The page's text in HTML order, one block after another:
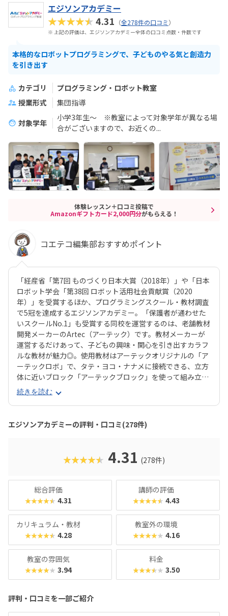
エジソンアカデミー
★★★★★4.31 （全278件の口コミ）
※ 上記の評価は、エジソンアカデミー全体の口コミ点数・件数です
本格的なロボットプログラミングで、子どものやる気と創造力
を引き出す
カテゴリ
プログラミング・ロボット教室
授業形式
集団指導
対象学年
小学3年生～ ※教室によって対象学年が異なる場
合がございますので、お近くの...
体験レッスン＋口コミ投稿で
Amazonギフトカード2,000円分がもらえる！
コエテコ編集部おすすめポイント
「経産省「第7回 ものづくり日本大賞（2018年）」や「日本
ロボット学会「第38回 ロボット活用社会貢献賞（2020
年）」を受賞するほか、プログラミングスクール・教材調査
で5冠を達成するエジソンアカデミー。「保護者が通わせた
いスクールNo.1」も受賞する同校を運営するのは、老舗教材
開発メーカーのArtec（アーテック）です。教材メーカーが
運営するだけあって、子どもの興味・関心を引き出すカラフ
ルな教材が魅力◎。使用教材はアーテックオリジナルの「ア
ーテックロボ」で、タテ・ヨコ・ナナメに接続できる、立方
体に近いブロック「アーテックブロック」を使って組み立て
ます。一般的なブロック教材に比べて自由度が高いので、立
体が苦手なお子さんでも思うとおりのロボットが組み立てら
れるでしょう。レゴ®︎ブロックよりも色合いがやさしめなの
で、女の子もとっつきやすいはずです。エジソンアカデミー
のカリキュラムの目玉は、毎月新しいロボットが作れるこ
ど高度なものにもチャレンジできます。基礎カリキュラムは
2年分ですが、3年目以降の生徒に向けた「エキスパート編」
安心です。最近では「Universal Robotics Challenge（UR
C）」という大会を立ち上げるなど、ますます子どものやる
気を引き出すスクールになっています。
続きを読む
エジソンアカデミーの評判・口コミ(278件)
★★★★★ 4.31 (278件)
総合評価
★★★★★ 4.31
講師の評価
★★★★★ 4.43
カリキュラム・教材
★★★★★ 4.28
教室外の環境
★★★★★ 4.16
教室の雰囲気
★★★★★ 3.94
料金
★★★★★ 3.50
評判・口コミを一部ご紹介